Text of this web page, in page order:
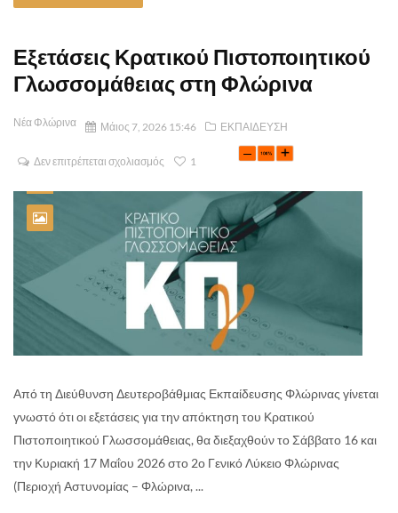
Εξετάσεις Κρατικού Πιστοποιητικού
Γλωσσομάθειας στη Φλώρινα
Νέα Φλώρινα Μάιος 7, 2026 15:46 ΕΚΠΑΙΔΕΥΣΗ
Δεν επιτρέπεται σχολιασμός 1
Από τη Διεύθυνση Δευτεροβάθμιας Εκπαίδευσης Φλώρινας γίνεται
γνωστό ότι οι εξετάσεις για την απόκτηση του Κρατικού
Πιστοποιητικού Γλωσσομάθειας, θα διεξαχθούν το Σάββατο 16 και
την Κυριακή 17 Μαΐου 2026 στο 2ο Γενικό Λύκειο Φλώρινας
(Περιοχή Αστυνομίας – Φλώρινα, ...